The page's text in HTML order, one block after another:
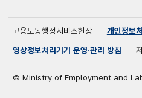
고용노동행정서비스헌장
개인정보
영상정보처리기기 운영·관리 방침
© Ministry of Employment and